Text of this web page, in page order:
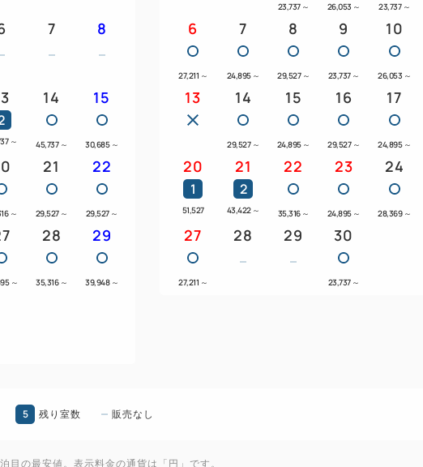
7 8
～
14
45,737 ～
15
30,685 ～
～
21
29,527 ～
22
29,527 ～
～
28
35,316 ～
29
39,948 ～
23,737 ～ 26,053 ～ 23,737 ～
6
27,211 ～
7
24,895 ～
8
29,527 ～
9
23,737 ～
10
26,053 ～
13 14
29,527 ～
15
24,895 ～
16
29,527 ～
17
24,895 ～
20
1
51,527
21
2
43,422 ～
22
35,316 ～
23
24,895 ～
24
28,369 ～
27
27,211 ～
28 29 30
23,737 ～
5 残り室数 販売なし
の最安値。表示料金の通貨は「円」です。